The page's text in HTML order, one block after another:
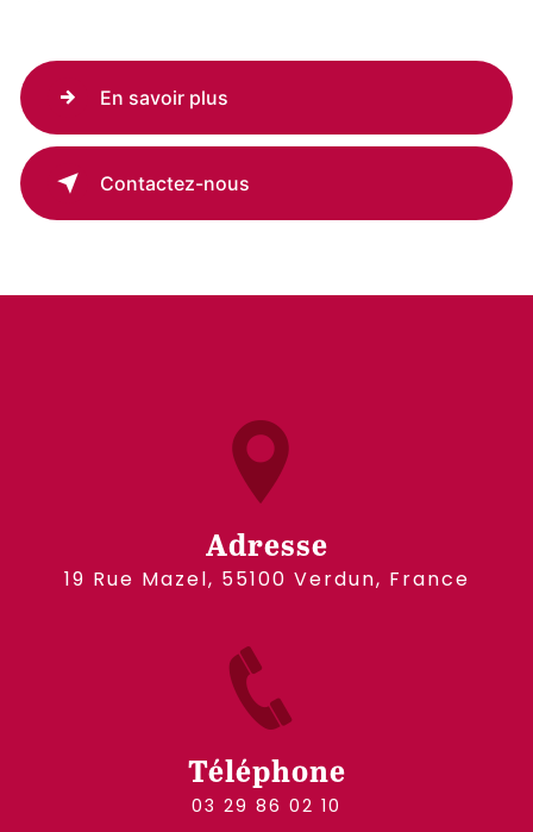
En savoir plus
Contactez-nous
Adresse
19 Rue Mazel, 55100 Verdun, France
Téléphone
03 29 86 02 10